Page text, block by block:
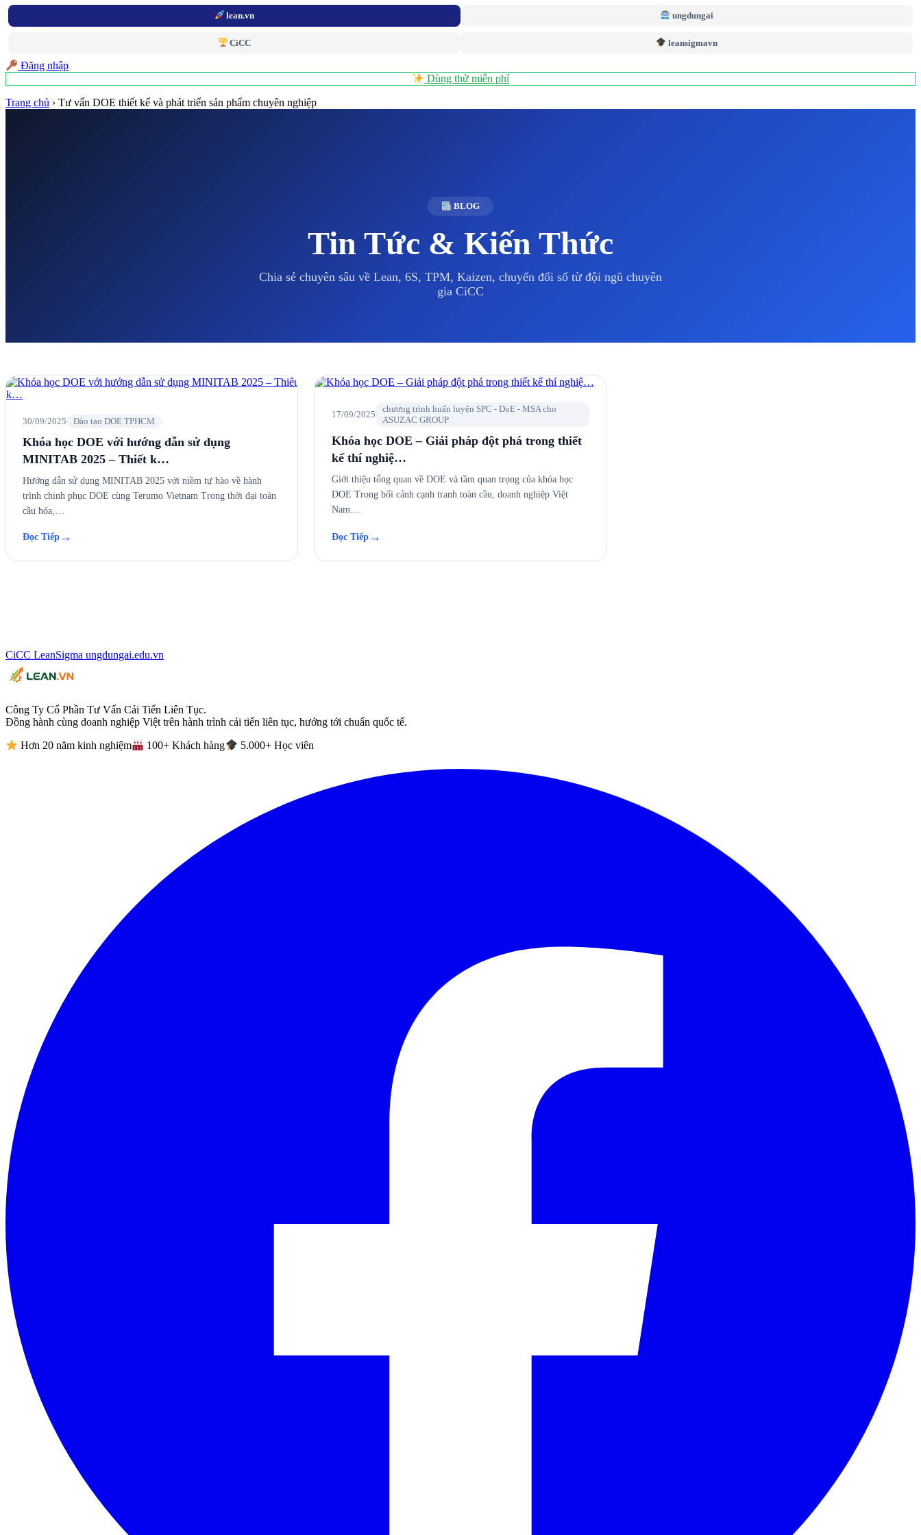
lean.vn ungdungai
CiCC leansigmavn
Đăng nhập
Dùng thử miễn phí
Trang chủ › Tư vấn DOE thiết kế và phát triển sản phẩm chuyên nghiệp
BLOG
Tin Tức & Kiến Thức
Chia sẻ chuyên sâu về Lean, 6S, TPM, Kaizen, chuyển đổi số từ đội ngũ chuyên
gia CiCC
30/09/2025 Đào tạo DOE TPHCM
Khóa học DOE với hướng dẫn sử dụng
MINITAB 2025 – Thiết k…
Hướng dẫn sử dụng MINITAB 2025 với niềm tự hào về hành
trình chinh phục DOE cùng Terumo Vietnam Trong thời đại toàn
cầu hóa,…
Đọc Tiếp →
17/09/2025
chương trình huấn luyện SPC - DoE - MSA cho
ASUZAC GROUP
Khóa học DOE – Giải pháp đột phá trong thiết
kế thí nghiệ…
Giới thiệu tổng quan về DOE và tầm quan trọng của khóa học
DOE Trong bối cảnh cạnh tranh toàn cầu, doanh nghiệp Việt
Nam…
Đọc Tiếp→
CiCC LeanSigma ungdungai.edu.vn
Công Ty Cổ Phần Tư Vấn Cải Tiến Liên Tục.
Đồng hành cùng doanh nghiệp Việt trên hành trình cải tiến liên tục, hướng tới chuẩn quốc tế.
Hơn 20 năm kinh nghiệm 100+ Khách hàng 5.000+ Học viên